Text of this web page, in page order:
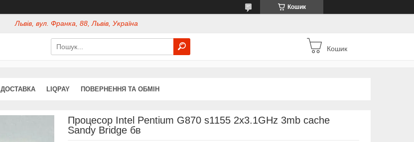
Кошик
Львів, вул. Франка, 88, Львів, Україна
Кошик
ДОСТАВКА LIQPAY ПОВЕРНЕННЯ ТА ОБМІН
Процесор Intel Pentium G870 s1155 2x3.1GHz 3mb cache
Sandy Bridge бв